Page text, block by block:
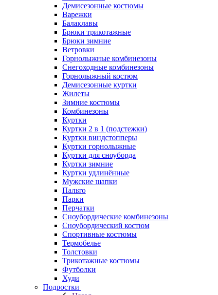
Демисезонные костюмы
Варежки
Балаклавы
Брюки трикотажные
Брюки зимние
Ветровки
Горнолыжные комбинезоны
Снегоходные комбинезоны
Горнолыжный костюм
Демисезонные куртки
Жилеты
Зимние костюмы
Комбинезоны
Куртки
Куртки 2 в 1 (подстежки)
Куртки виндстопперы
Куртки горнолыжные
Куртки для сноуборда
Куртки зимние
Куртки удлинённые
Мужские шапки
Пальто
Парки
Перчатки
Сноубордические комбинезоны
Сноубордический костюм
Спортивные костюмы
Термобелье
Толстовки
Трикотажные костюмы
Футболки
Худи
Подростки